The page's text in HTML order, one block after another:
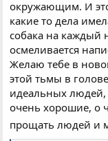
окружающим. И
какие то дела
собака на каждый
осмеливается
Желаю тебе в
этой тьмы в
идеальных людей,
очень хорошие, о
прощать людей и